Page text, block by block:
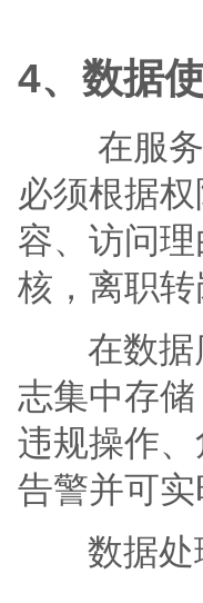
4、数据
在服务端
必须根据
容、访问
核，离职
在数据库
志集中存
违规操作
告警并可
数据处理